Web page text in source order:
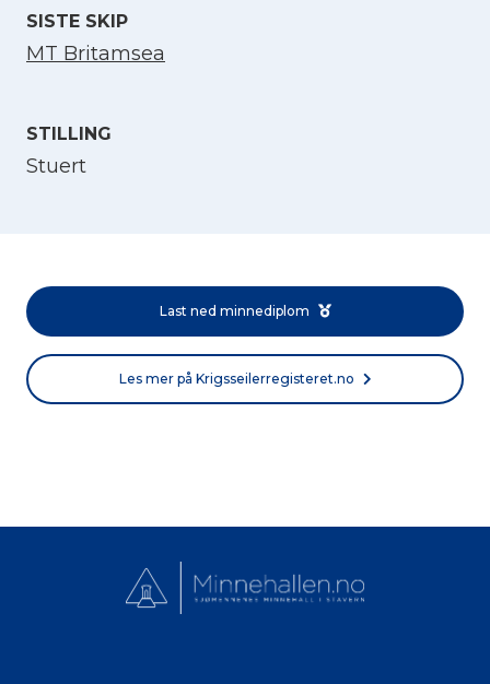
SISTE SKIP
MT Britamsea
STILLING
Stuert
Last ned minnediplom
Les mer på Krigsseilerregisteret.no
Norsk bokmål